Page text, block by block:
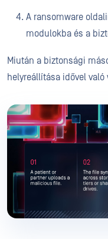
A ransomware
modulokba és a
Miután a biztonsági
helyreállítása idővel